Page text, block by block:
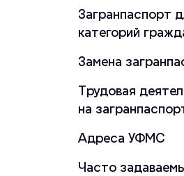
Загранпаспорт
категорий
Замена
Трудовая
на
Адреса УФМС
Часто